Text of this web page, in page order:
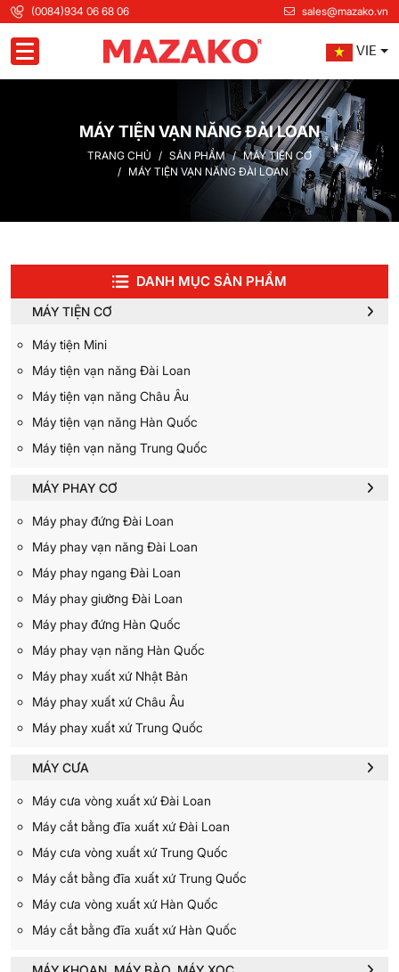
(0084)934 06 68 06 sales@mazako.vn
Toggle navigation VIE
MÁY TIỆN VẠN NĂNG ĐÀI LOAN
TRANG CHỦ SẢN PHẨM
MÁY TIỆN CƠ
MÁY TIỆN VẠN NĂNG ĐÀI LOAN
DANH MỤC SẢN PHẨM
MÁY TIỆN CƠ
Máy tiện Mini
Máy tiện vạn năng Đài Loan
Máy tiện vạn năng Châu Âu
Máy tiện vạn năng Hàn Quốc
Máy tiện vạn năng Trung Quốc
MÁY PHAY CƠ
Máy phay đứng Đài Loan
Máy phay vạn năng Đài Loan
Máy phay ngang Đài Loan
Máy phay giường Đài Loan
Máy phay đứng Hàn Quốc
Máy phay vạn năng Hàn Quốc
Máy phay xuất xứ Nhật Bản
Máy phay xuất xứ Châu Âu
Máy phay xuất xứ Trung Quốc
MÁY CƯA
Máy cưa vòng xuất xứ Đài Loan
Máy cắt bằng đĩa xuất xứ Đài Loan
Máy cưa vòng xuất xứ Trung Quốc
Máy cắt bằng đĩa xuất xứ Trung Quốc
Máy cưa vòng xuất xứ Hàn Quốc
Máy cắt bằng đĩa xuất xứ Hàn Quốc